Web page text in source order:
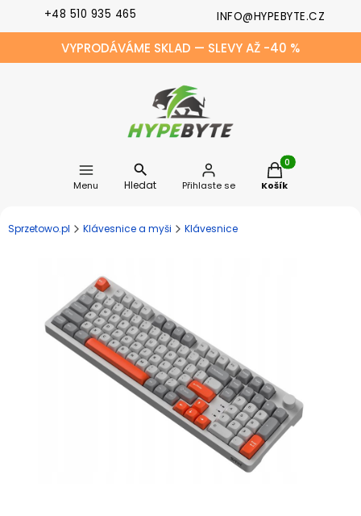
+48 510 935 465 INFO@HYPEBYTE.CZ
VYPRODÁVÁME SKLAD — SLEVY AŽ -40 %
Menu Hledat Přihlaste se
Produkty v
Košík
Sprzetowo.pl Klávesnice a myši Klávesnice